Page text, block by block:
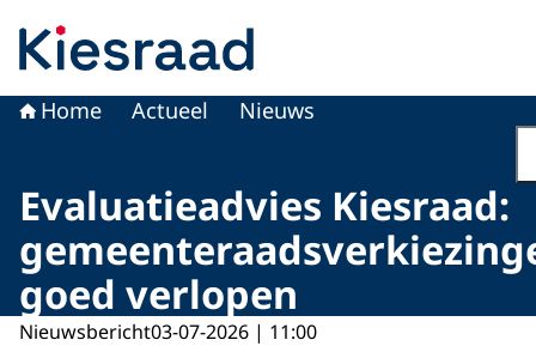
Home Actueel Nieuws
Evaluatieadvies Kiesraad:
goed verlopen
Nieuwsbericht03-07-2026 | 11:00